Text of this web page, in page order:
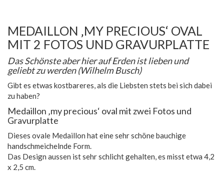
MEDAILLON ‚MY PRECIOUS‘ OVAL
MIT 2 FOTOS UND GRAVURPLATTE
Das Schönste aber hier auf Erden ist lieben und
geliebt zu werden (Wilhelm Busch)
Gibt es etwas kostbareres, als die Liebsten stets bei sich dabei
zu haben?
Medaillon ‚my precious‘ oval mit zwei Fotos und
Gravurplatte
Dieses ovale Medaillon hat eine sehr schöne bauchige
handschmeichelnde Form.
Das Design aussen ist sehr schlicht gehalten, es misst etwa 4,2
x 2,5 cm.